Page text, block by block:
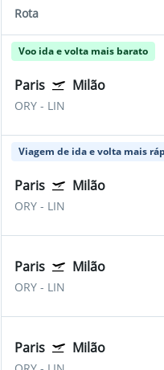
Rota
Voo ida e volta mais barato
Paris Milão
ORY- LIN
Viagem de ida e volta mais
Paris Milão
ORY- LIN
Paris Milão
ORY- LIN
Paris Milão